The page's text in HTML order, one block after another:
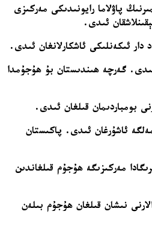
كونتروللۇقىدىكى كەشمىرنىڭ پاۋلاما رايونىدىكى مەركىزى
ئىكەنلىكى ئاشكارلانغان ئىدى.
ئىدى. گەرچە ھىندىستان بۇ ھۇجۇمدا
بومباردىمان قىلغان ئىدى.
ئاشۇرغان ئىدى. پاكىستان
يىلى 9-ئايدا ئۇرى بازىرىغا يېقىن ھىندىستان بىرىگادا مەركىزىگە ھۇجۇم قىلغاندىن
نىشان قىلغان ھۇجۇم بىلەن